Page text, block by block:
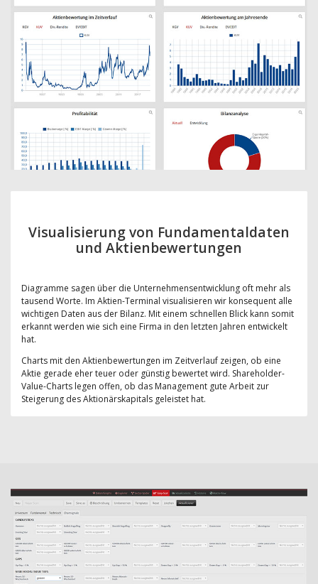
Visualisierung von Fundamentaldaten
und Aktienbewertungen
Diagramme sagen über die Unternehmensentwicklung oft mehr als
tausend Worte. Im Aktien-Terminal visualisieren wir konsequent alle
wichtigen Daten aus der Bilanz. Mit einem schnellen Blick kann somit
erkannt werden wie sich eine Firma in den letzten Jahren entwickelt
hat.
Charts mit den Aktienbewertungen im Zeitverlauf zeigen, ob eine
Aktie gerade eher teuer oder günstig bewertet wird. Shareholder-
Value-Charts legen offen, ob das Management gute Arbeit zur
Steigerung des Aktionärskapitals geleistet hat.